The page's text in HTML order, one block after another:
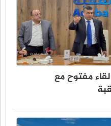
مفتوح مع